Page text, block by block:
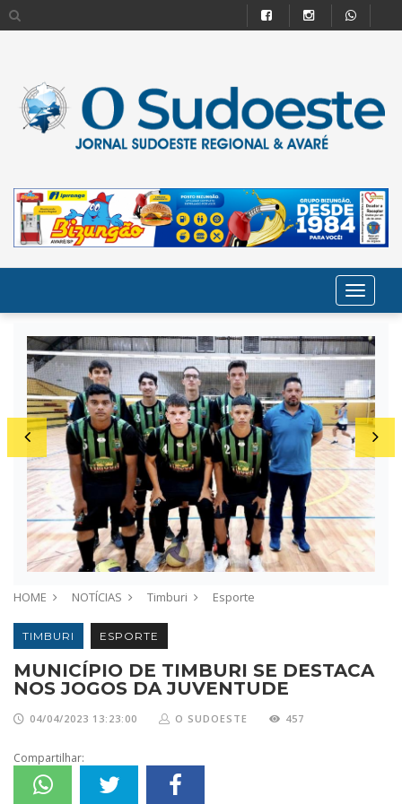
HOME NOTÍCIAS Timburi Esporte
TIMBURI ESPORTE
MUNICÍPIO DE TIMBURI SE DESTACA
NOS JOGOS DA JUVENTUDE
04/04/2023 13:23:00 O SUDOESTE 457
Compartilhar: